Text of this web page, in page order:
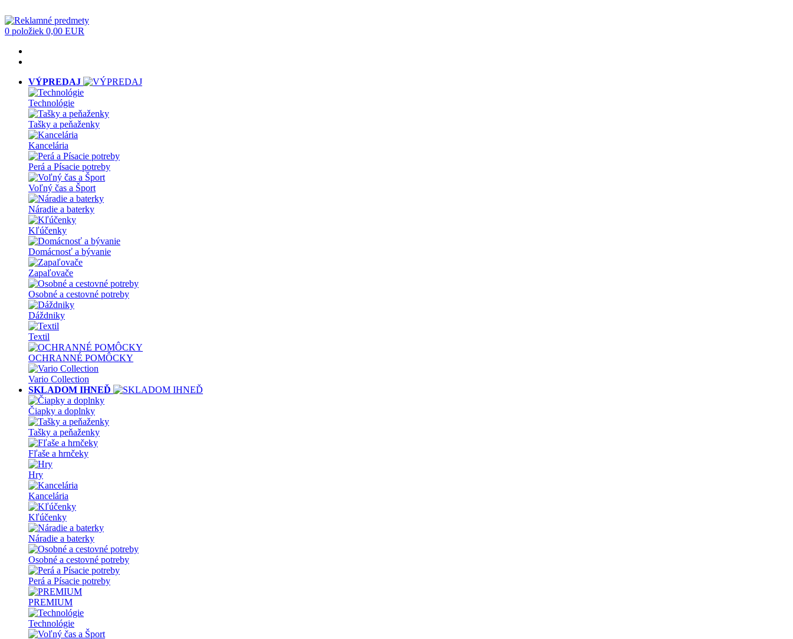
0 položiek 0,00 EUR
VÝPREDAJ
Technológie
Tašky a peňaženky
Kancelária
Perá a Písacie potreby
Voľný čas a Šport
Náradie a baterky
Kľúčenky
Domácnosť a bývanie
Zapaľovače
Osobné a cestovné potreby
Dáždniky
Textil
OCHRANNÉ POMÔCKY
Vario Collection
SKLADOM IHNEĎ
Čiapky a doplnky
Tašky a peňaženky
Fľaše a hrnčeky
Hry
Kancelária
Kľúčenky
Náradie a baterky
Osobné a cestovné potreby
Perá a Písacie potreby
PREMIUM
Technológie